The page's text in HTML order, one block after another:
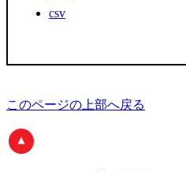
csv
このページの上部へ戻る